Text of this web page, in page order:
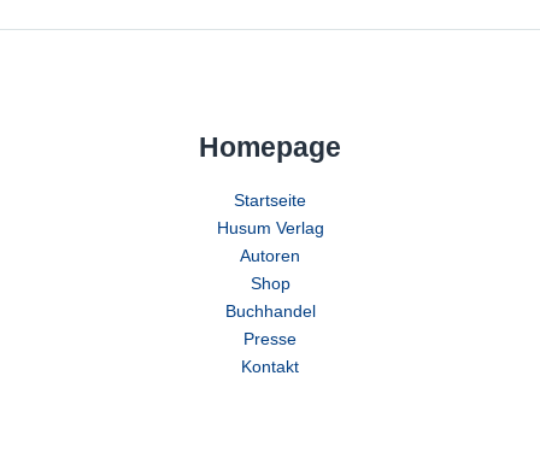
Homepage
Startseite
Husum Verlag
Autoren
Shop
Buchhandel
Presse
Kontakt